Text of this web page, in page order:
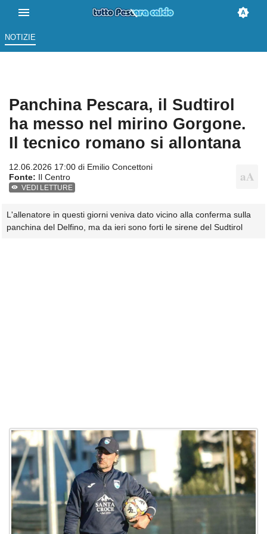
NOTIZIE
Panchina Pescara, il Sudtirol
ha messo nel mirino Gorgone.
Il tecnico romano si allontana
12.06.2026 17:00 di Emilio Concettoni
Fonte: Il Centro
VEDI LETTURE
L'allenatore in questi giorni veniva dato vicino alla conferma sulla
panchina del Delfino, ma da ieri sono forti le sirene del Sudtirol